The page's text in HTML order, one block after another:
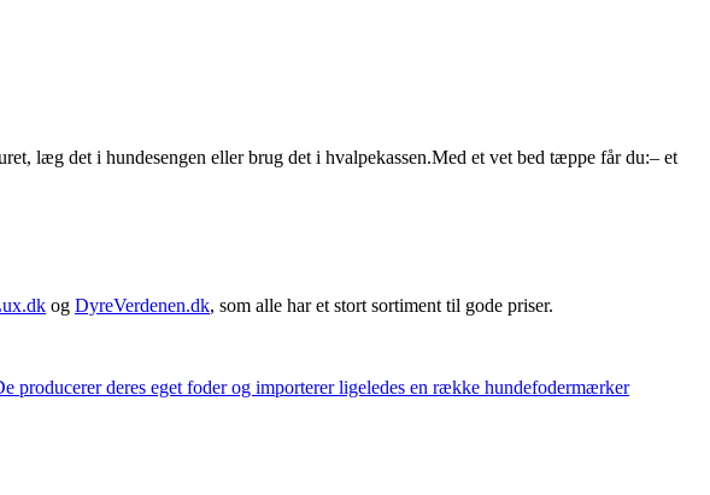
læg det i hundesengen eller brug det i hvalpekassen.Med et vet bed tæppe får du:– et
og DyreVerdenen.dk, som alle har et stort sortiment til gode priser.
producerer deres eget foder og importerer ligeledes en række hundefodermærker